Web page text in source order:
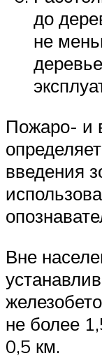
до
не
Пожаро- и
введения
Вне
не более
0,5 км.